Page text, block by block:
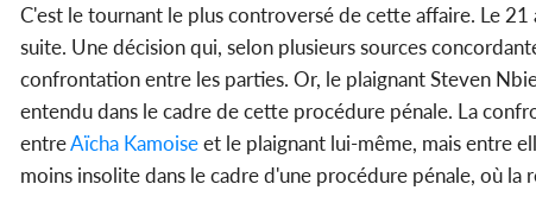
C'est le tournant le plus controversé de cette affaire. Le
suite. Une décision qui, selon plusieurs sources
confrontation entre les parties. Or, le plaignant Steven
entendu dans le cadre de cette procédure pénale. La
entreAïcha Kamoiseet le plaignant lui-même, mais entre
moins insolite dans le cadre d'une procédure pénale, où